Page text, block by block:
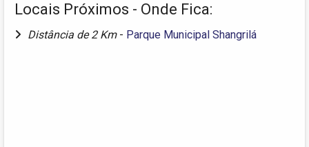
Locais Próximos - Onde Fica:
Distância de 2 Km - Parque Municipal Shangrilá